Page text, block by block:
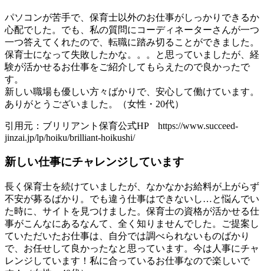
パソコンが苦手で、保育士以外のお仕事がしっかりできるか
心配でした。でも、私の質問にコーディネーターさんが一つ
一つ答えてくれたので、転職に踏み切ることができました。
保育士になって失敗したかな。。。と思っていましたが、経
験が活かせるお仕事をご紹介してもらえたので良かったで
す。
新しい職場も優しい方々ばかりで、安心して働けています。
ありがとうございました。（女性・20代）
引用元：ブリリアント保育公式HP https://www.succeed-
jinzai.jp/lp/hoiku/brilliant-hoikushi/
新しい仕事にチャレンジしています
長く保育士を続けていましたが、なかなかお給料が上がらず
不安が募るばかり。でも違う仕事はできないし…と悩んでい
た時に、サイトを見つけました。保育士の資格が活かせる仕
事がこんなにあるなんて、全く知りませんでした。ご提案し
ていただいたお仕事は、自分では調べられないものばかり
で、お任せして良かったなと思っています。今は人事にチャ
レンジしています！私に合っているお仕事なので楽しいで